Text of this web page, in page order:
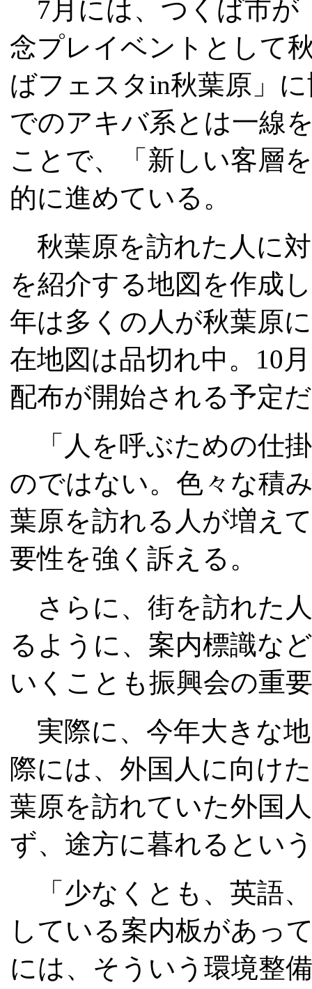
7月には、つくば市が
念プレイベントとして
ばフェスタin秋葉原」
でのアキバ系とは一線
ことで、「新しい客層
的に進めている。
秋葉原を訪れた人に
を紹介する地図を作成
年は多くの人が秋葉原
在地図は品切れ中。10
配布が開始される予定
「人を呼ぶための仕
のではない。色々な積
葉原を訪れる人が増え
要性を強く訴える。
さらに、街を訪れた
るように、案内標識な
いくことも振興会の重
実際に、今年大きな
際には、外国人に向け
葉原を訪れていた外国
ず、途方に暮れるとい
「少なくとも、英語
している案内板があっ
には、そういう環境整